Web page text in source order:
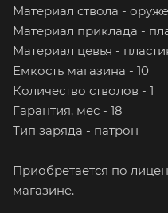
Материал ствола -
Материал приклада -
Материал цевья -
Емкость магазина - 10
Количество стволов - 1
Гарантия, мес - 18
Тип заряда - патрон
Приобретается по
магазине.